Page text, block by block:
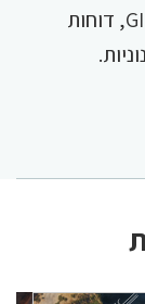
התוצר כולל מפות סיכון, שכבות GIS, דוחות